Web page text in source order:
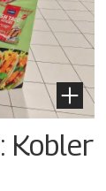
Kobler